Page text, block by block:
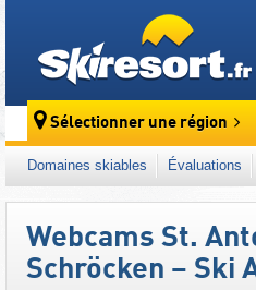
Sélectionner une région
Domaines skiables Évaluations
Webcams St.
Schröcken – Ski